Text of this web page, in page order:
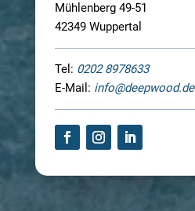
Mühlenberg 49-51
42349 Wuppertal
Tel: 0202 8978633
E-Mail: info@deepwood.de